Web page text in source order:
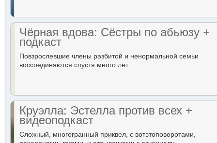
Чёрная вдова: Сёстры по абьюзу +
подкаст
Повзрослевшие члены разбитой и ненормальной семьи
воссоединяются спустя много лет
Круэлла: Эстелла против всех +
видеоподкаст
Сложный, многогранный приквел, с вотэтоповоротами,